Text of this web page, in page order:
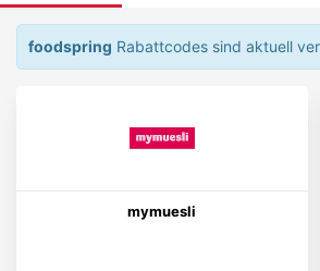
foodspring Rabattcodes sind aktuell
mymuesli